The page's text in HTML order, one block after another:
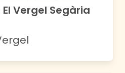
Vergel Segària